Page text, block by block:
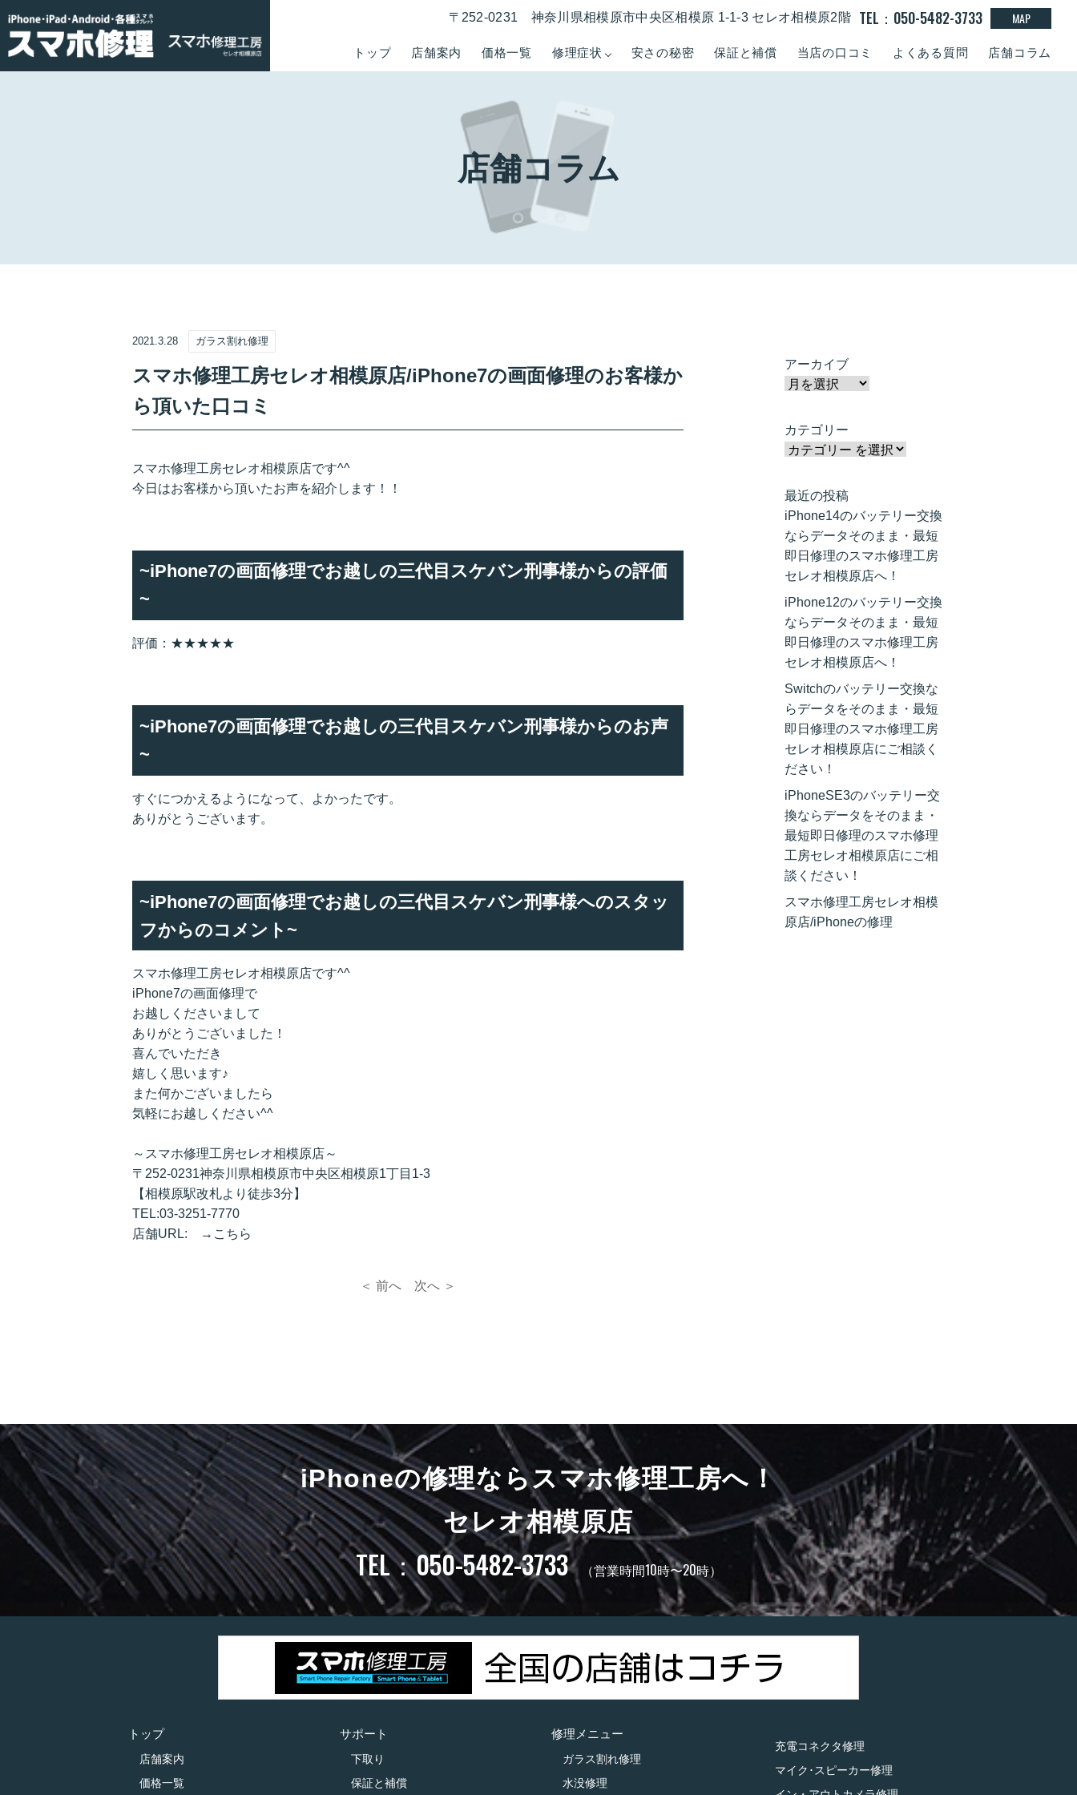
トップ 店舗案内 価格一覧 修理症状 安さの秘密 保証と補償 当店の口コミ よくある質問 店舗コラム
〒252-0231 神奈川県相模原市中央区相模原 1-1-3 セレオ相模原2階 TEL：050-5482-3733 MAP
店舗コラム
2021.3.28 ガラス割れ修理
スマホ修理工房セレオ相模原店/iPhone7の画面修理のお客様か
ら頂いた口コミ
スマホ修理工房セレオ相模原店です^^
今日はお客様から頂いたお声を紹介します！！
~iPhone7の画面修理でお越しの三代目スケバン刑事様からの評価
~
評価：★★★★★
~iPhone7の画面修理でお越しの三代目スケバン刑事様からのお声
~
すぐにつかえるようになって、よかったです。
ありがとうございます。
~iPhone7の画面修理でお越しの三代目スケバン刑事様へのスタッ
フからのコメント~
スマホ修理工房セレオ相模原店です^^
iPhone7の画面修理で
お越しくださいまして
ありがとうございました！
喜んでいただき
嬉しく思います♪
また何かございましたら
気軽にお越しください^^
～スマホ修理工房セレオ相模原店～
〒252-0231神奈川県相模原市中央区相模原1丁目1-3
【相模原駅改札より徒歩3分】
TEL:03-3251-7770
店舗URL:
→こちら
＜ 前へ 次へ ＞
アーカイブ
カテゴリー
最近の投稿
iPhone14のバッテリー交換
ならデータそのまま・最短
即日修理のスマホ修理工房
セレオ相模原店へ！
iPhone12のバッテリー交換
ならデータそのまま・最短
即日修理のスマホ修理工房
セレオ相模原店へ！
Switchのバッテリー交換な
らデータをそのまま・最短
即日修理のスマホ修理工房
セレオ相模原店にご相談く
ださい！
iPhoneSE3のバッテリー交
換ならデータをそのまま・
最短即日修理のスマホ修理
工房セレオ相模原店にご相
談ください！
スマホ修理工房セレオ相模
原店/iPhoneの修理
iPhoneの修理ならスマホ修理工房へ！
セレオ相模原店
TEL：050-5482-3733 （営業時間10時〜20時）
トップ
店舗案内
価格一覧
サポート
下取り
保証と補償
修理メニュー
ガラス割れ修理
水没修理
充電コネクタ修理
マイク･スピーカー修理